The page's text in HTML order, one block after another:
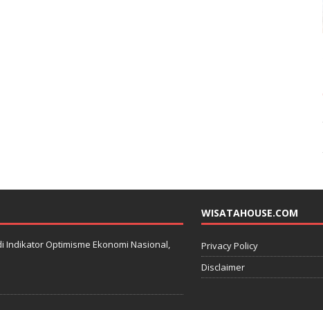
Indikator Optimisme Ekonomi Nasional,
WISATAHOUSE.COM
Privacy Policy
Disclaimer